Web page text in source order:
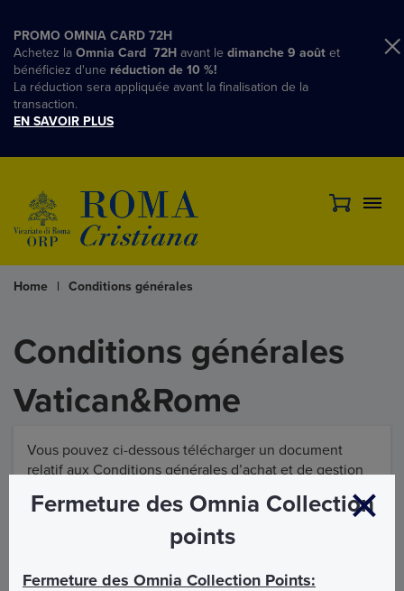
PROMO OMNIA CARD 72H
Achetez la Omnia Card 72H avant le dimanche 9 août et
bénéficiez d'une réduction de 10 %!
La réduction sera appliquée avant la finalisation de la
transaction.
EN SAVOIR PLUS
Home | Conditions générales
Conditions générales
Vatican&Rome
Vous pouvez ci-dessous télécharger un document
relatif aux Conditions générales d’achat et de gestion
Fermeture des Omnia Collection
points
Fermeture des Omnia Collection Points: